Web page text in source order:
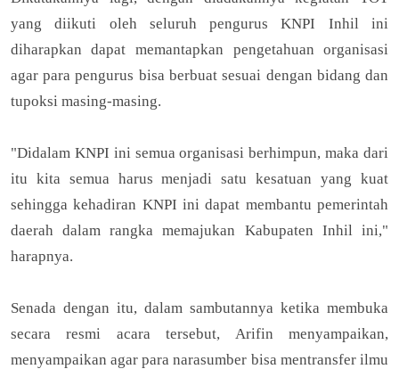
yang diikuti oleh seluruh pengurus KNPI Inhil ini
diharapkan dapat memantapkan pengetahuan organisasi
agar para pengurus bisa berbuat sesuai dengan bidang dan
tupoksi masing-masing.
"Didalam KNPI ini semua organisasi berhimpun, maka dari
itu kita semua harus menjadi satu kesatuan yang kuat
sehingga kehadiran KNPI ini dapat membantu pemerintah
daerah dalam rangka memajukan Kabupaten Inhil ini,"
harapnya.
Senada dengan itu, dalam sambutannya ketika membuka
secara resmi acara tersebut, Arifin menyampaikan,
menyampaikan agar para narasumber bisa mentransfer ilmu